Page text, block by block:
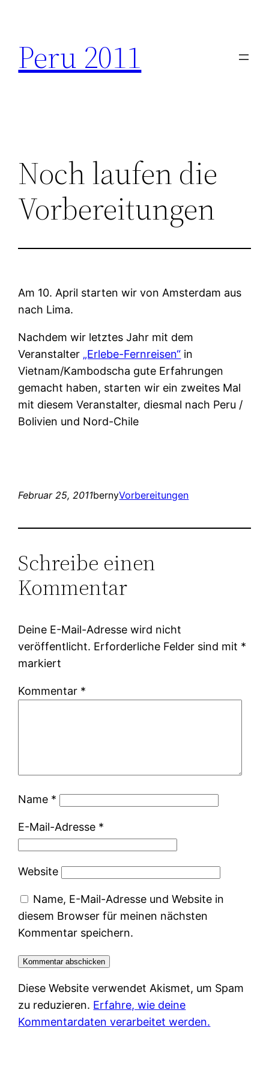
springen
Peru 2011
Noch laufen die
Vorbereitungen
Am 10. April starten wir von Amsterdam aus
nach Lima.
Nachdem wir letztes Jahr mit dem
Veranstalter „Erlebe-Fernreisen“ in
Vietnam/Kambodscha gute Erfahrungen
gemacht haben, starten wir ein zweites Mal
mit diesem Veranstalter, diesmal nach Peru /
Bolivien und Nord-Chile
Februar 25, 2011bernyVorbereitungen
Schreibe einen
Kommentar
Deine E-Mail-Adresse wird nicht
veröffentlicht. Erforderliche Felder sind mit *
markiert
Kommentar *
Name *
E-Mail-Adresse *
Website
Name, E-Mail-Adresse und Website in
diesem Browser für meinen nächsten
Kommentar speichern.
Diese Website verwendet Akismet, um Spam
zu reduzieren. Erfahre, wie deine
Kommentardaten verarbeitet werden.